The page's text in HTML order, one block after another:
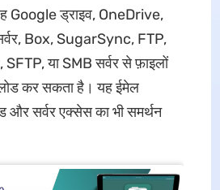
Google ड्राइव, OneDrive,
Box, SugarSync, FTP,
या SMB सर्वर से फ़ाइलों
कर सकता है। यह ईमेल
सर्वर एक्सेस का भी समर्थन